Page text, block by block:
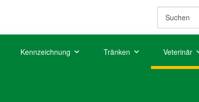
Kennzeichnung Tränken Veterinär